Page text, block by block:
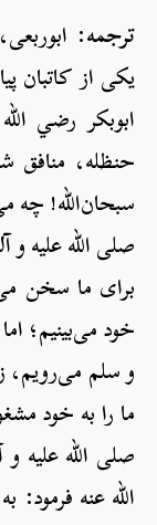
ترجمه:
یکی از کاتبان
ابوبکر رضي
حنظله،
سبحان‌الله! چه
صلی الله علیه
برای ما سخن
خود می‌بینیم؛
و سلم می‌رویم،
ما را به خود
صلی الله علیه
الله عنه فرمود: